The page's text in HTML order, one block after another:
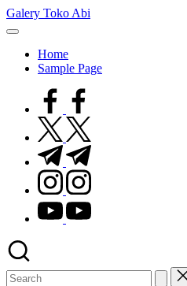
Skip
to
Galery Toko Abi
Home
Sample Page
facebook.com
twitter.com
t.me
instagram.com
youtube.com